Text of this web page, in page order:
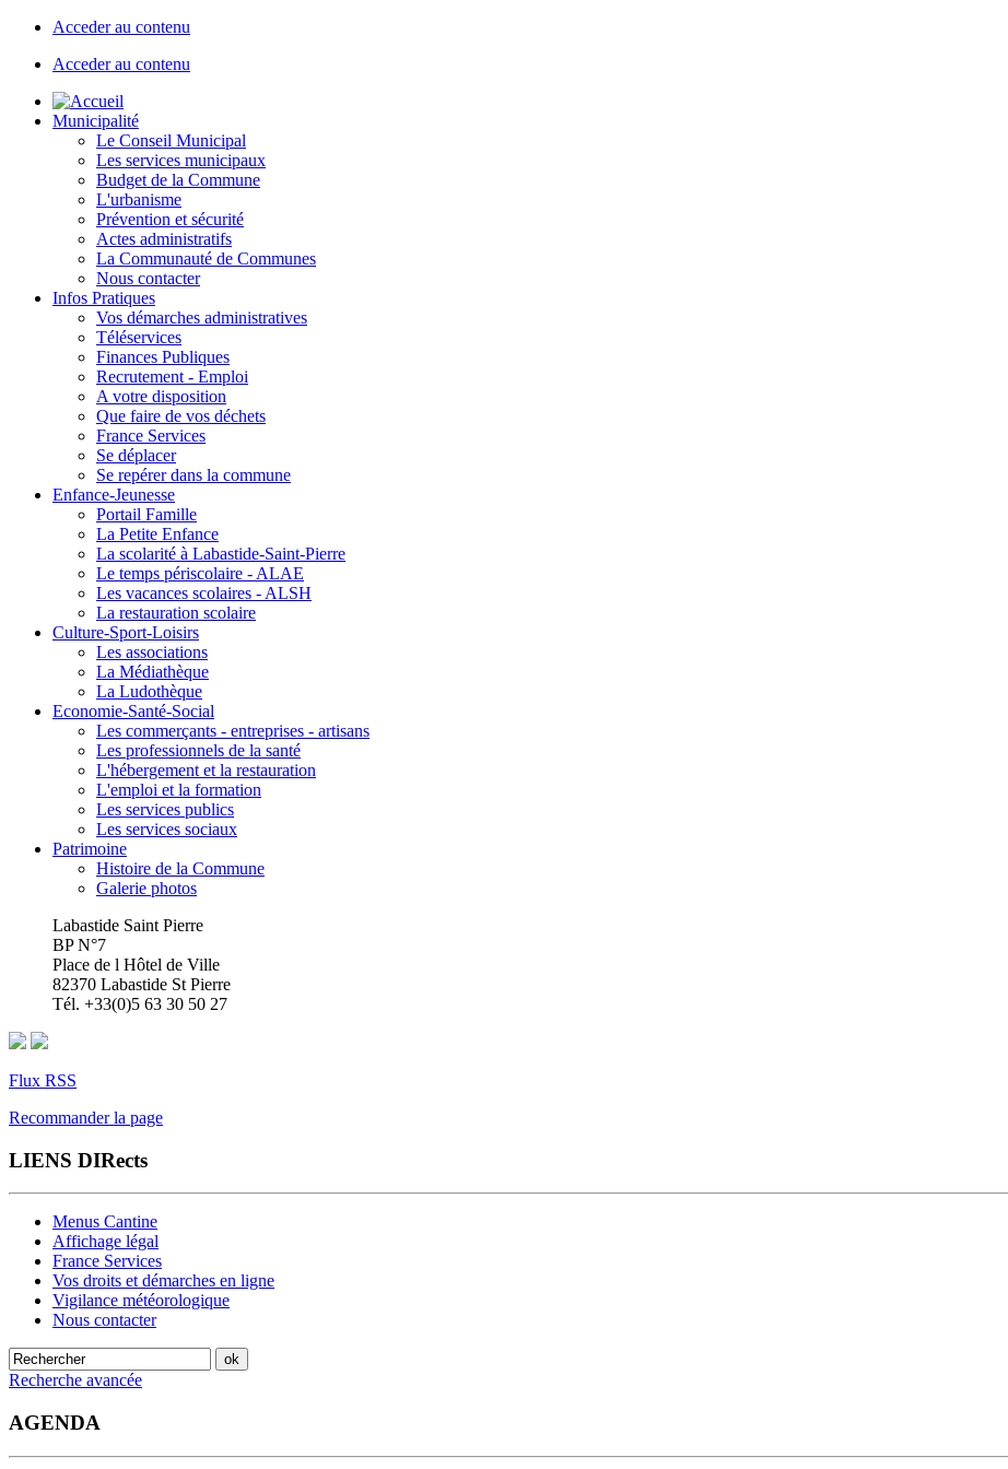
Acceder au contenu
Acceder au contenu
Municipalité
Le Conseil Municipal
Les services municipaux
Budget de la Commune
L'urbanisme
Prévention et sécurité
Actes administratifs
La Communauté de Communes
Nous contacter
Infos Pratiques
Vos démarches administratives
Téléservices
Finances Publiques
Recrutement - Emploi
A votre disposition
Que faire de vos déchets
France Services
Se déplacer
Se repérer dans la commune
Enfance-Jeunesse
Portail Famille
La Petite Enfance
La scolarité à Labastide-Saint-Pierre
Le temps périscolaire - ALAE
Les vacances scolaires - ALSH
La restauration scolaire
Culture-Sport-Loisirs
Les associations
La Médiathèque
La Ludothèque
Economie-Santé-Social
Les commerçants - entreprises - artisans
Les professionnels de la santé
L'hébergement et la restauration
L'emploi et la formation
Les services publics
Les services sociaux
Patrimoine
Histoire de la Commune
Galerie photos
Labastide Saint Pierre
BP N°7
Place de l Hôtel de Ville
82370 Labastide St Pierre
Tél. +33(0)5 63 30 50 27
Flux RSS
Recommander la page
LIENS DIRects
Menus Cantine
Affichage légal
France Services
Vos droits et démarches en ligne
Vigilance météorologique
Nous contacter
Recherche avancée
AGENDA